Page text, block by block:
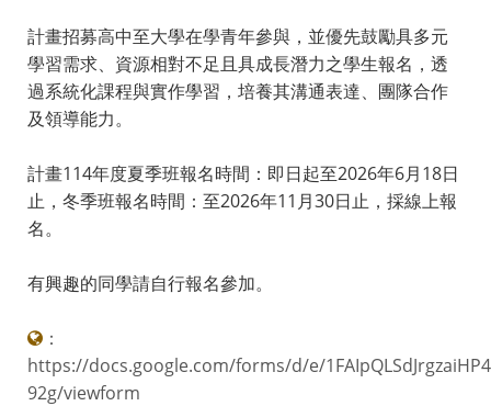
計畫招募高中至大學在學青年參與，並優先鼓勵具多元
學習需求、資源相對不足且具成長潛力之學生報名，透
過系統化課程與實作學習，培養其溝通表達、團隊合作
及領導能力。
計畫114年度夏季班報名時間：即日起至2026年6月18日
止，冬季班報名時間：至2026年11月30日止，採線上報
名。
有興趣的同學請自行報名參加。
：
https://docs.google.com/forms/d/e/
92g/viewform